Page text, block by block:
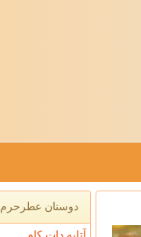
دوستان عطرحرم